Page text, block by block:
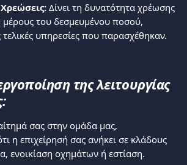
Χρεώσεις: Δίνει τη δυνατότητα χρέωσης
του δεσμευμένου ποσού,
τελικές υπηρεσίες που παρασχέθηκαν.
της λειτουργίας
σας στην ομάδα μας,
η επιχείρησή σας ανήκει σε κλάδους
ενοικίαση οχημάτων ή εστίαση.